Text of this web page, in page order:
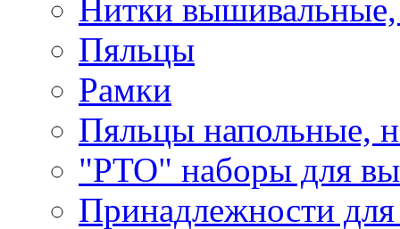
Нитки
Пяльцы
Рамки
Пяльцы напольные,
"РТО" наборы для
Принадлежности